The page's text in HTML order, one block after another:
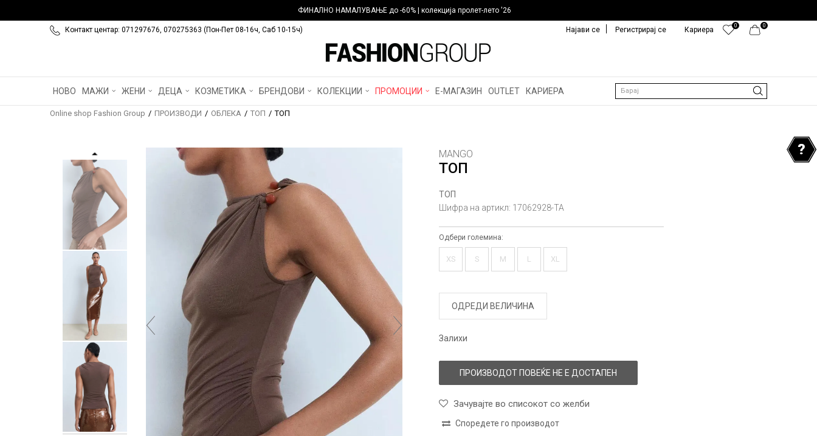
ФИНАЛНО НАМАЛУВАЊЕ до -60% | колекција пролет-лето '26
Контакт центар: 071297676, 070275363 (Пон-Пет 08-16ч, Саб 10-15ч) 0
0
Кариера
Најави се Регистрирај се
НОВО МАЖИ ЖЕНИ ДЕЦА КОЗМЕТИКА БРЕНДОВИ КОЛЕКЦИИ ПРОМОЦИИ Е-МАГАЗИН OUTLET КАРИЕРА Барај
Online shop Fashion Group ПРОИЗВОДИ ОБЛЕКА ТОП ТОП
MANGO
ТОП
ТОП
Шифра на артикл: 17062928-TA
Одбери големина:
XS S M L XL
ОДРЕДИ ВЕЛИЧИНА
Залихи
ПРОИЗВОДОТ ПОВЕЌЕ НЕ Е ДОСТАПЕН
Зачувајте во списокот со желби
Споредете го производот